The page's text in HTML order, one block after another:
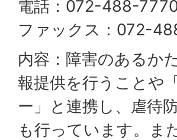
電話：072-488-
ファックス：072-
内容：障害のあるか
報提供を行うことや
ー」と連携し、虐待
も行っています。ま